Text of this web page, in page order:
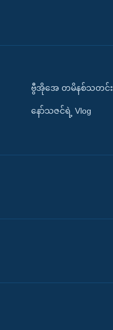
ဗွီအိုအေ တမိနစ်သတင်း
နော်သဇင်ရဲ့ Vlog